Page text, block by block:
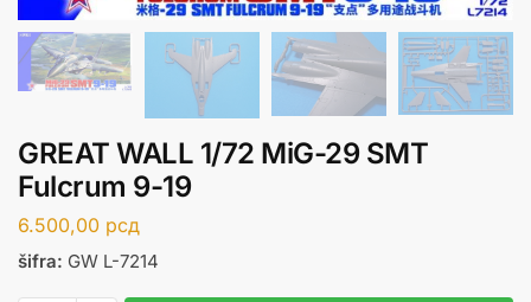
GREAT WALL 1/72 MiG-29 SMT
Fulcrum 9-19
6.500,00 рсд
šifra: GW L-7214